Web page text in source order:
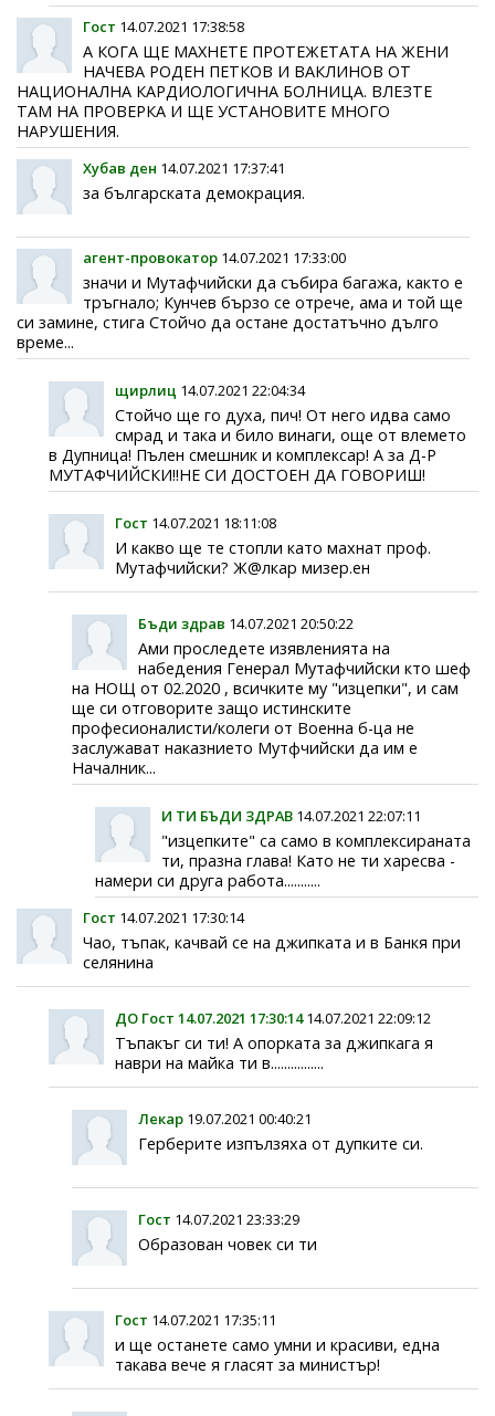
Гост 14.07.2021 17:38:58
А КОГА ЩЕ МАХНЕТЕ ПРОТЕЖЕТАТА НА ЖЕНИ
НАЧЕВА РОДЕН ПЕТКОВ И ВАКЛИНОВ ОТ
НАЦИОНАЛНА КАРДИОЛОГИЧНА БОЛНИЦА. ВЛЕЗТЕ
ТАМ НА ПРОВЕРКА И ЩЕ УСТАНОВИТЕ МНОГО
НАРУШЕНИЯ.
Хубав ден 14.07.2021 17:37:41
за българската демокрация.
агент-провокатор 14.07.2021 17:33:00
значи и Мутафчийски да събира багажа, както е
тръгнало; Кунчев бързо се отрече, ама и той ще
си замине, стига Стойчо да остане достатъчно дълго
време...
щирлиц 14.07.2021 22:04:34
Стойчо ще го духа, пич! От него идва само
смрад и така и било винаги, още от влемето
в Дупница! Пълен смешник и комплексар! А за Д-Р
МУТАФЧИЙСКИ!!НЕ СИ ДОСТОЕН ДА ГОВОРИШ!
Гост 14.07.2021 18:11:08
И какво ще те стопли като махнат проф.
Мутафчийски? Ж@лкар мизер.ен
Бъди здрав 14.07.2021 20:50:22
Ами проследете изявленията на
набедения Генерал Мутафчийски кто шеф
на НОЩ от 02.2020 , всичките му "изцепки", и сам
ще си отговорите защо истинските
професионалисти/колеги от Военна б-ца не
заслужават наказнието Мутфчийски да им е
Началник...
И ТИ БЪДИ ЗДРАВ 14.07.2021 22:07:11
"изцепките" са само в комплексираната
ти, празна глава! Като не ти харесва -
намери си друга работа...........
Гост 14.07.2021 17:30:14
Чао, тъпак, качвай се на джипката и в Банкя при
селянина
ДО Гост 14.07.2021 17:30:1414.07.2021 22:09:12
Тъпакъг си ти! А опорката за джипкага я
наври на майка ти в................
Лекар 19.07.2021 00:40:21
Герберите изпълзяха от дупките си.
Гост 14.07.2021 23:33:29
Образован човек си ти
Гост 14.07.2021 17:35:11
и ще останете само умни и красиви, една
такава вече я гласят за министър!